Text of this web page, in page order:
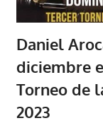
Daniel
diciembre
Torneo de
2023